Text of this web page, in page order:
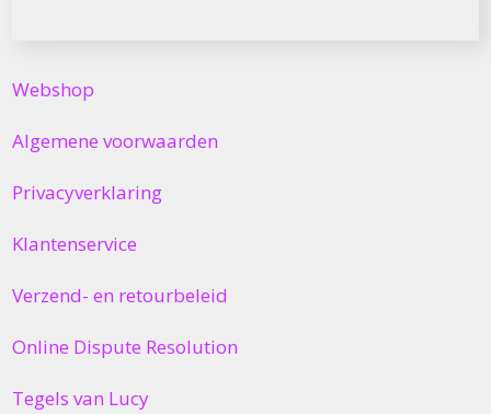
Webshop
Algemene voorwaarden
Privacyverklaring
Klantenservice
Verzend- en retourbeleid
Online Dispute Resolution
Tegels van Lucy